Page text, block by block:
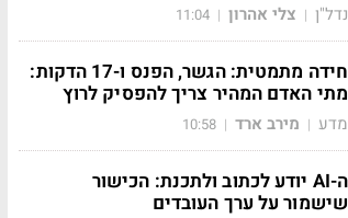
נדל"ן | צלי אהרון |
11:04
חידה מתמטית: הגשר, הפנס ו-17 הדקות:
מתי האדם המהיר צריך להפסיק לרוץ
מדע | מירב ארד |
10:58
ה-AI יודע לכתוב ולתכנת: הכישור
שישמור על ערך העובדים